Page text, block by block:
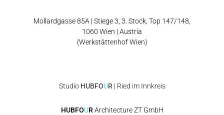
Mollardgasse 85A | Stiege 3, 3. Stock, Top 147/148,
1060 Wien | Austria
(Werkstättenhof Wien)
Studio HUBFOUR | Ried im Innkreis
HUBFOURArchitecture ZT GmbH